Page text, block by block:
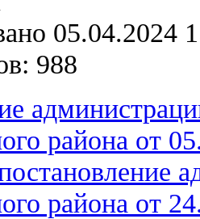
05.04.2024
988
района от
района от